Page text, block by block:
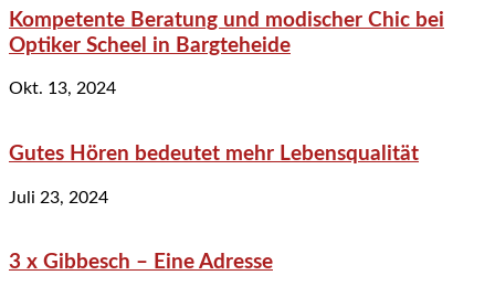
Kompetente Beratung und modischer Chic bei
Optiker Scheel in Bargteheide
Okt. 13, 2024
Gutes Hören bedeutet mehr Lebensqualität
Juli 23, 2024
3 x Gibbesch – Eine Adresse